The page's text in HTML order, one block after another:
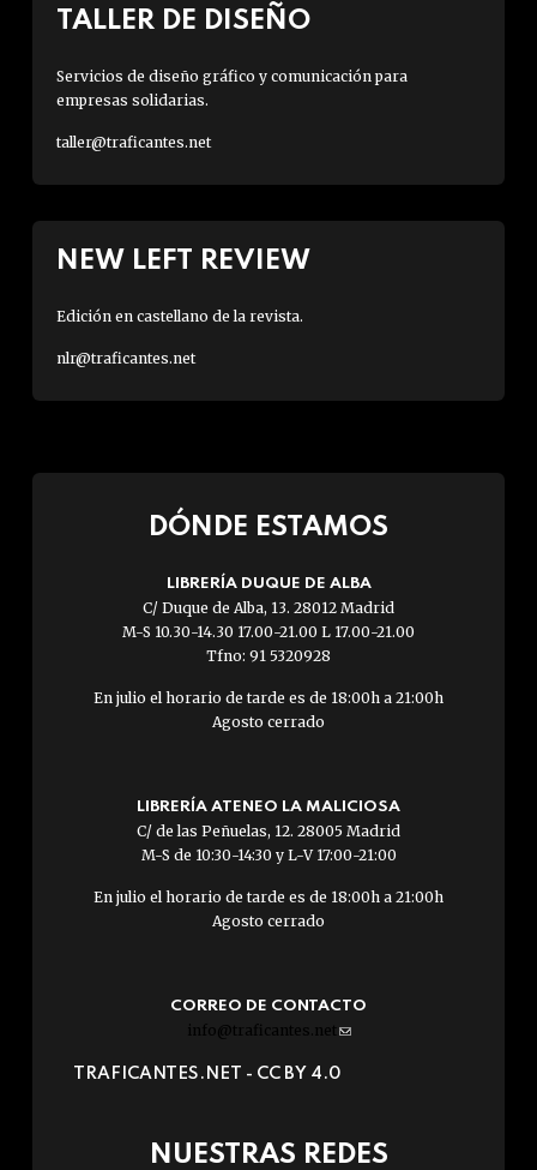
TALLER DE DISEÑO
Servicios de diseño gráfico y comunicación para
empresas solidarias.
taller@traficantes.net
NEW LEFT REVIEW
Edición en castellano de la revista.
nlr@traficantes.net
DÓNDE ESTAMOS
LIBRERÍA DUQUE DE ALBA
C/ Duque de Alba, 13. 28012 Madrid
M-S 10.30-14.30 17.00-21.00 L 17.00-21.00
Tfno: 91 5320928
En julio el horario de tarde es de 18:00h a 21:00h
Agosto cerrado
LIBRERÍA ATENEO LA MALICIOSA
C/ de las Peñuelas, 12. 28005 Madrid
M-S de 10:30-14:30 y L-V 17:00-21:00
En julio el horario de tarde es de 18:00h a 21:00h
Agosto cerrado
CORREO DE CONTACTO
info@traficantes.net (link
e-
TRAFICANTES.NET - CC BY 4.0
NUESTRAS REDES